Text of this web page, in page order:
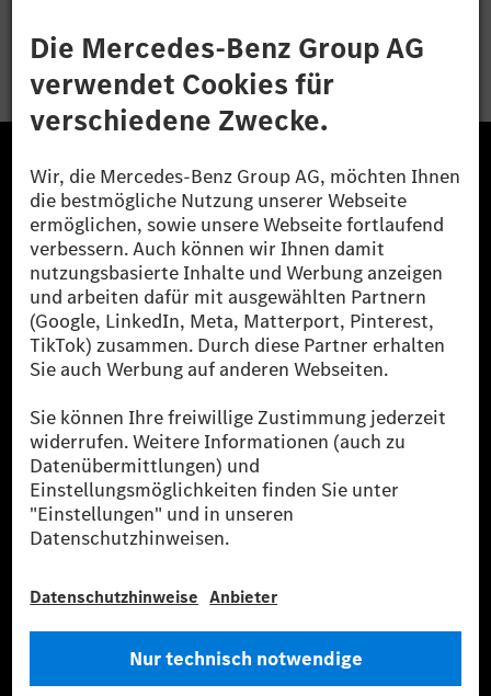
Bewerben
Die Mercedes-Benz Group.
Die Mercedes-Benz Group AG (ehemals Daimler AG)
ist eines der erfolgreichsten Automobilunternehmen
der Welt. Mit der Mercedes-Benz AG gehören wir zu
den größten Anbietern von Premium- und Luxus-Pkw
und Vans. Die Mercedes-Benz Mobility AG bietet
Finanzierung, Leasing, Fahrzeugabos und –miete,
Flottenmanagement, digitale Services rund um Laden
und Bezahlen, die Vermittlung von Versicherungen
sowie innovative Mobilitätsdienstleistungen an.
Mehr erfahren
Technische Support-Hotline Kontakt Standorte